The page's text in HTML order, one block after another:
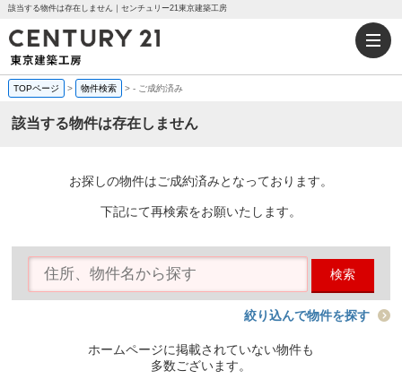
該当する物件は存在しません｜センチュリー21東京建築工房
TOPページ > 物件検索 >- ご成約済み
該当する物件は存在しません
お探しの物件はご成約済みとなっております。
下記にて再検索をお願いたします。
検索
絞り込んで物件を探す
ホームページに掲載されていない物件も
多数ございます。